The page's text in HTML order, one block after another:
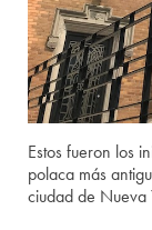
Estos fueron los
polaca más
ciudad de Nueva